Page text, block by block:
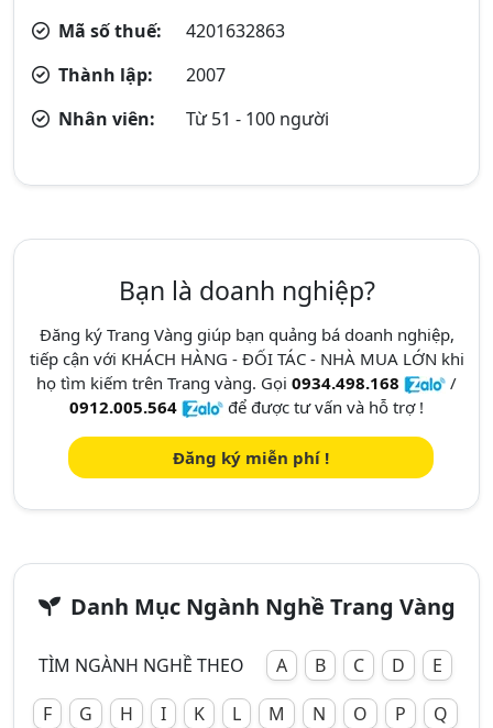
Mã số thuế:
4201632863
Thành lập:
2007
Nhân viên:
Từ 51 - 100 người
Bạn là doanh nghiệp?
Đăng ký Trang Vàng giúp bạn quảng bá doanh nghiệp,
tiếp cận với KHÁCH HÀNG - ĐỐI TÁC - NHÀ MUA LỚN khi
họ tìm kiếm trên Trang vàng. Gọi 0934.498.168
/
0912.005.564
để được tư vấn và hỗ trợ !
Đăng ký miễn phí !
Danh Mục Ngành Nghề Trang Vàng
TÌM NGÀNH NGHỀ THEO A B C D
E
F
G H I K L M N O P Q